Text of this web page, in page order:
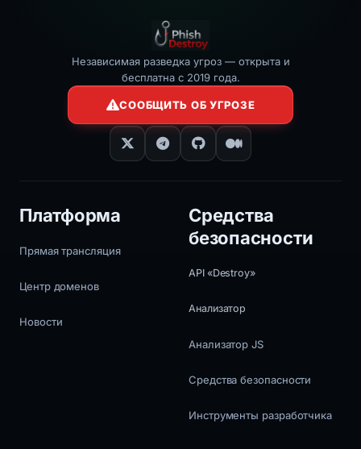
Независимая разведка угроз — открыта и
бесплатна с 2019 года.
СООБЩИТЬ ОБ УГРОЗЕ
Платформа
Прямая трансляция
Центр доменов
Новости
Средства
безопасности
API «Destroy»
Анализатор
Анализатор JS
Средства безопасности
Инструменты разработчика